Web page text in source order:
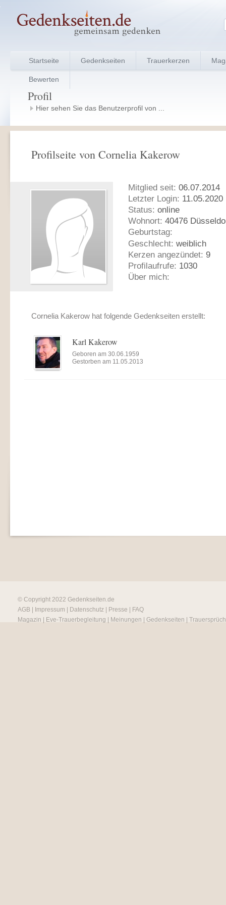
Startseite Gedenkseiten Trauerkerzen
Bewerten
Profil
Hier sehen Sie das Benutzerprofil von ...
Profilseite von Cornelia Kakerow
Mitglied seit: 06.07.2014
Letzter Login:
Status: online
Wohnort: 40476
Geburtstag:
Geschlecht: weiblich
Kerzen angezündet: 9
Profilaufrufe: 1030
Über mich:
Cornelia Kakerow hat folgende Gedenkseiten erstellt:
Karl Kakerow
Geboren am 30.06.1959
Gestorben am 11.05.2013
© Copyright 2022 Gedenkseiten.de
AGB
Impressum Datenschutz Presse
FAQ
Magazin
Eve-Trauerbegleitung Meinungen Gedenkseiten